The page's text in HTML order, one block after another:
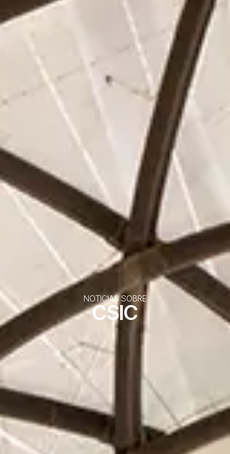
NOTICIAS SOBRE
CSIC